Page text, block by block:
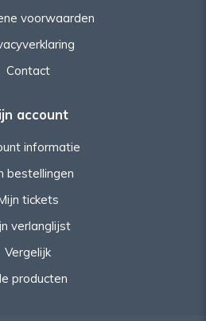
voorwaarden
Contact
account
informatie
bestellingen
tickets
verlanglijst
Vergelijk
producten